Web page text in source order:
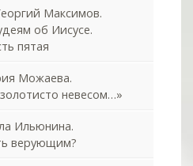
Максимов.
об Иисусе.
пятая
Можаева.
невесом…»
Ильюнина.
верующим?